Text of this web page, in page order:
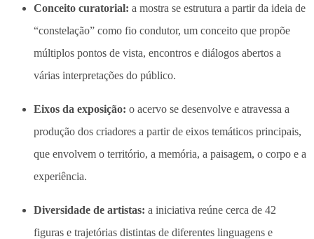
Conceito curatorial: a mostra se estrutura a partir da ideia de
“constelação” como fio condutor, um conceito que propõe
múltiplos pontos de vista, encontros e diálogos abertos a
várias interpretações do público.
Eixos da exposição: o acervo se desenvolve e atravessa a
produção dos criadores a partir de eixos temáticos principais,
que envolvem o território, a memória, a paisagem, o corpo e a
experiência.
Diversidade de artistas: a iniciativa reúne cerca de 42
figuras e trajetórias distintas de diferentes linguagens e